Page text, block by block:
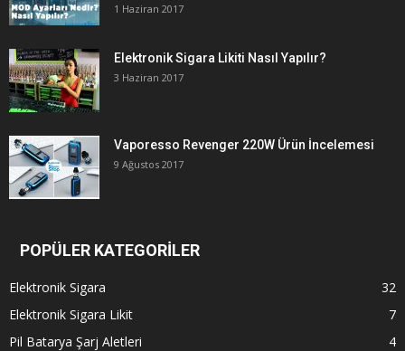
1 Haziran 2017
Elektronik Sigara Likiti Nasıl Yapılır?
3 Haziran 2017
Vaporesso Revenger 220W Ürün İncelemesi
9 Ağustos 2017
POPÜLER KATEGORİLER
Elektronik Sigara
32
Elektronik Sigara Likit
7
Pil Batarya Şarj Aletleri
4